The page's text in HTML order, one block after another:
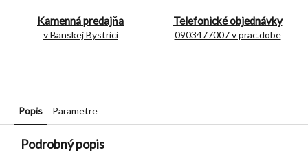
Kamenná predajňa
v Banskej Bystrici
Telefonické objednávky
0903477007 v prac.dobe
Popis Parametre
Podrobný popis